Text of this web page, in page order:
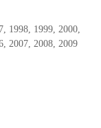
1998, 1999, 2000,
2007, 2008, 2009